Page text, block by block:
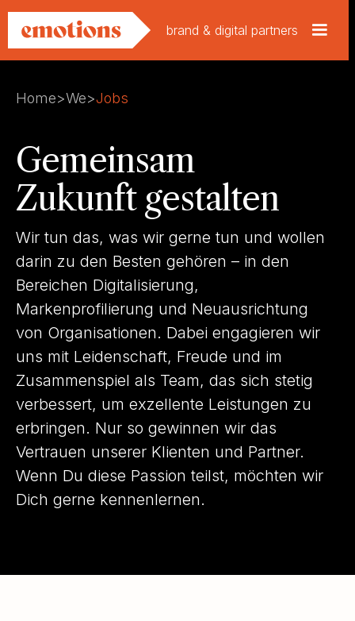
brand & digital partners
Home>We>Jobs
Gemeinsam
Zukunft gestalten
Wir tun das, was wir gerne tun und wollen
darin zu den Besten gehören – in den
Bereichen Digitalisierung,
Markenprofilierung und Neuausrichtung
von Organisationen. Dabei engagieren wir
uns mit Leidenschaft, Freude und im
Zusammenspiel als Team, das sich stetig
verbessert, um exzellente Leistungen zu
erbringen. Nur so gewinnen wir das
Vertrauen unserer Klienten und Partner.
Wenn Du diese Passion teilst, möchten wir
Dich gerne kennenlernen.